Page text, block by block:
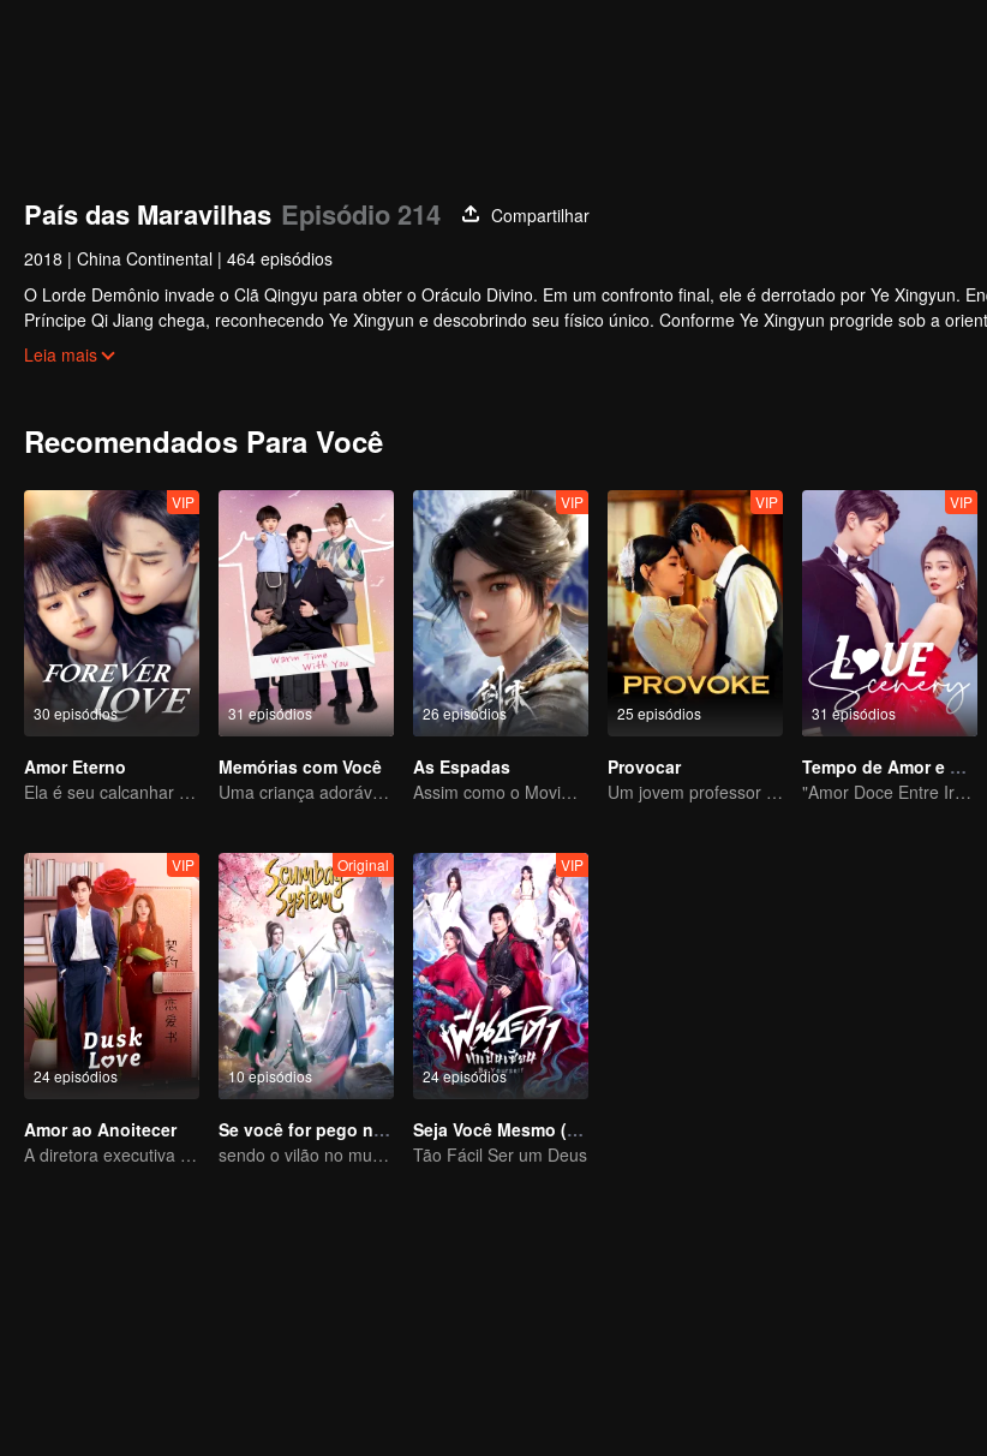
País das Maravilhas Episódio 214
Compartilhar
2018 | China Continental | 464 episódios
O Lorde Demônio invade o Clã Qingyu para obter o Oráculo Divino. Em um confronto final, ele é derrotado por Ye Xingyun.
Príncipe Qi Jiang chega, reconhecendo Ye Xingyun e descobrindo seu físico único. Conforme Ye Xingyun progride sob a
mulher misteriosa, An Yun, aparece e se envolve na rivalidade entre o Lorde Demônio e Ye Xingyun.
Leia mais
Recomendados Para Você
30 episódios
VIP
Amor Eterno
Ela é seu calcanhar de Aquiles e sua armadura
31 episódios
Memórias com Você
Uma criança adorável ajuda pais falsos a transformarem em realidade
26 episódios
VIP
As Espadas
Assim como o Movimento Celestial é Sempre Vigoroso, um Cavalheiro Deve Se Esforçar Incessantemente
25 episódios
VIP
Provocar
Um jovem professor astuto se apaixona por uma cantora misteriosa
31 episódios
VIP
Tempo de Amor e Alegria com Você
"Amor Doce Entre Irmãos"
24 episódios
VIP
Amor ao Anoitecer
A diretora executiva se apaixonou pelo seu novo contrato
10 episódios
Original
Se você for pego no livro
sendo o vilão no mundo do livro
24 episódios
VIP
Seja Você Mesmo (Versão Tailandesa)
Tão Fácil Ser um Deus